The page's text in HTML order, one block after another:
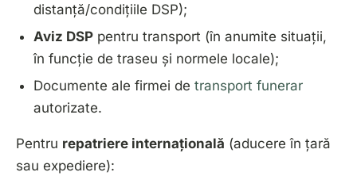
distanță/condițiile DSP);
Aviz DSP pentru transport (în anumite situații,
în funcție de traseu și normele locale);
Documente ale firmei detransport funerar
autorizate.
Pentru repatriere internațională (aducere în țară
sau expediere):